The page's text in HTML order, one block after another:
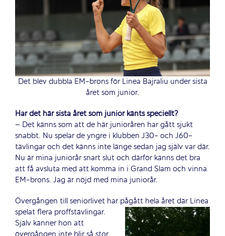
Det blev dubbla EM-brons för Linea Bajraliu under sista
året som junior.
Har det här sista året som junior känts speciellt?
– Det känns som att de här junioråren har gått sjukt
snabbt. Nu spelar de yngre i klubben J30- och J60-
tävlingar och det känns inte länge sedan jag själv var där.
Nu är mina juniorår snart slut och därför känns det bra
att få avsluta med att komma in i Grand Slam och vinna
EM-brons. Jag är nöjd med mina juniorår.
Övergången till seniorlivet har pågått hela året där Linea
spelat flera proffstävlingar.
Själv känner hon att